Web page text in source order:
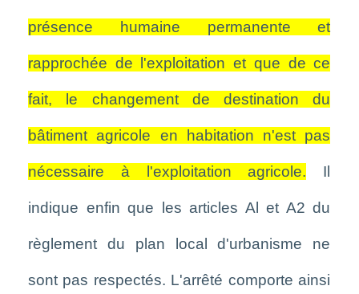
présence humaine permanente et
rapprochée de l'exploitation et que de ce
fait, le changement de destination du
bâtiment agricole en habitation n'est pas
nécessaire à l'exploitation agricole. Il
indique enfin que les articles Al et A2 du
règlement du plan local d'urbanisme ne
sont pas respectés. L'arrêté comporte ainsi